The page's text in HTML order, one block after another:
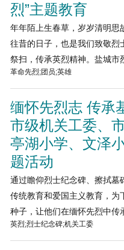
烈”主题教育
年年陌上生春草，岁岁清明思
往昔的日子，也是我们致敬烈
祭扫，传承英烈精神。盐城市
革命先烈;团员;英雄
缅怀先烈志 传
市级机关工委、
亭湖小学、文泽
题活动
通过瞻仰烈士纪念碑、擦拭墓
传统教育和爱国主义教育，为
种子，让他们在缅怀先烈中传
英烈;烈士纪念碑;机关工委